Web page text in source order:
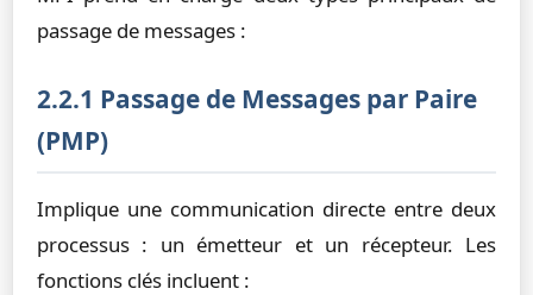
passage de messages :
2.2.1 Passage de Messages par Paire
(PMP)
Implique une communication directe entre deux
processus : un émetteur et un récepteur. Les
fonctions clés incluent :